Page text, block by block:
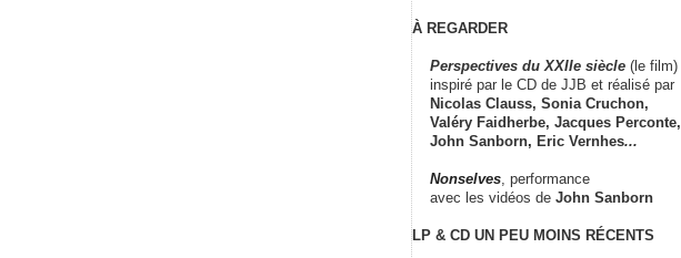
À REGARDER
Perspectives du XXIIe siècle (le film)
inspiré par le CD de JJB et réalisé par
Nicolas Clauss, Sonia Cruchon,
Valéry Faidherbe, Jacques Perconte,
John Sanborn, Eric Vernhes...
Nonselves , performance
avec les vidéos de John Sanborn
LP & CD UN PEU MOINS RÉCENTS